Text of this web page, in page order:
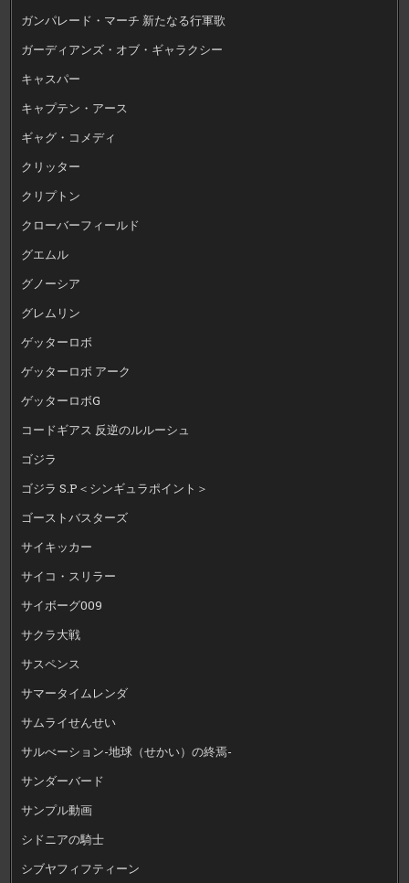
ガンパレード・マーチ 新たなる行軍歌
ガーディアンズ・オブ・ギャラクシー
キャスパー
キャプテン・アース
ギャグ・コメディ
クリッター
クリプトン
クローバーフィールド
グエムル
グノーシア
グレムリン
ゲッターロボ
ゲッターロボ アーク
ゲッターロボG
コードギアス 反逆のルルーシュ
ゴジラ
ゴジラ S.P＜シンギュラポイント＞
ゴーストバスターズ
サイキッカー
サイコ・スリラー
サイボーグ009
サクラ大戦
サスペンス
サマータイムレンダ
サムライせんせい
サルべーション-地球（せかい）の終焉-
サンダーバード
サンプル動画
シドニアの騎士
シブヤフィフティーン